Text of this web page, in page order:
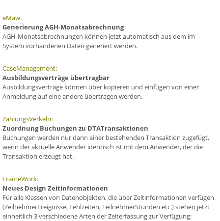
eMaw:
Generierung AGH-Monatsabrechnung
AGH-Monatsabrechnungen können jetzt automatisch aus dem im
System vorhandenen Daten generiert werden.
CaseManagement:
Ausbildungsverträge übertragbar
Ausbildungsverträge können über kopieren und einfügen von einer
Anmeldung auf eine andere übertragen werden.
ZahlungsVerkehr:
Zuordnung Buchungen zu DTATransaktionen
Buchungen werden nur dann einer bestehenden Transaktion zugefügt,
wenn der aktuelle Anwender identisch ist mit dem Anwender, der die
Transaktion erzeugt hat.
FrameWork:
Neues Design Zeitinformationen
Für alle Klassen von Datenobjekten, die über Zeitinformationen verfügen
(ZeilnehmerEreignisse, Fehlzeiten, TeilnehmerStunden etc.) stehen jetzt
einheitlich 3 verschiedene Arten der Zeiterfassung zur Verfügung: